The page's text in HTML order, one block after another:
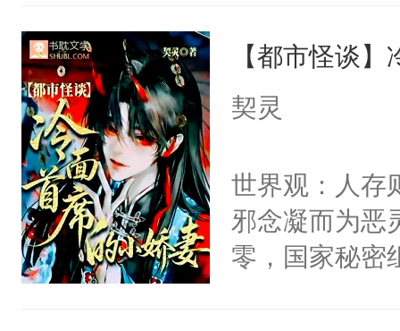
母的微笑：“
留看着面前
人，突然醒悟
卫天还没亮，
腰：“陛下，
不好了！”“那
病，一个个
上了还是无动
间变脸背叛他
的恶事他都对
一个权力滔天
右男主又报
【都市怪谈
契灵
世界观：人存
邪念凝而为恶
零，国家秘密